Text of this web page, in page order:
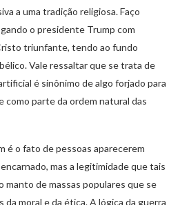
a uma tradição religiosa. Faço
o presidente Trump com
triunfante, tendo ao fundo
Vale ressaltar que se trata de
é sinônimo de algo forjado para
como parte da ordem natural das
é o fato de pessoas aparecerem
mas a legitimidade que tais
manto de massas populares que se
da moral e da ética. A lógica da guerra